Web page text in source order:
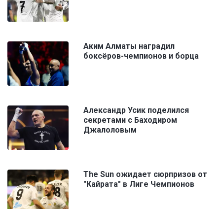
Аким Алматы наградил
боксёров-чемпионов и борца
Александр Усик поделился
секретами с Баходиром
Джалоловым
The Sun ожидает сюрпризов от
"Кайрата" в Лиге Чемпионов